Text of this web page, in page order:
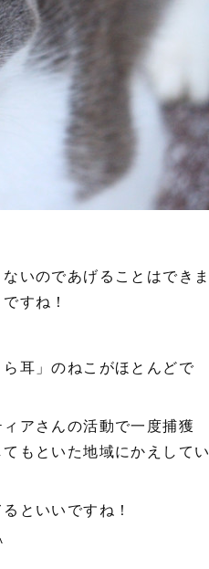
いのであげることはできま
すね！
耳」のねこがほとんどで
アさんの活動で一度捕獲
もといた地域にかえしてい
といいですね！